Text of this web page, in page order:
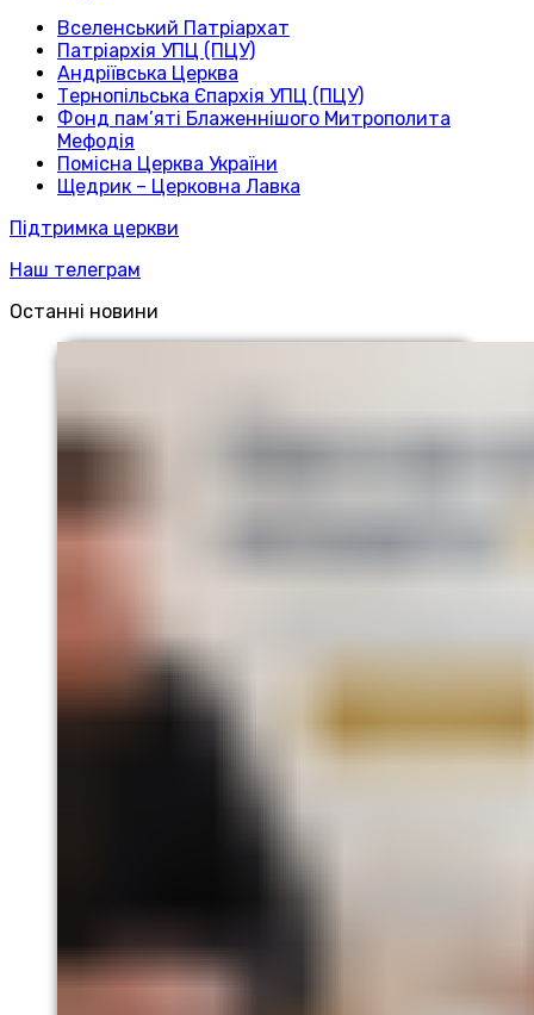
Вселенський Патріархат
Патріархія УПЦ (ПЦУ)
Андріївська Церква
Тернопільська Єпархія УПЦ (ПЦУ)
Фонд пам’яті Блаженнішого Митрополита
Мефодія
Помісна Церква України
Щедрик – Церковна Лавка
Підтримка церкви
Наш телеграм
Останні новини